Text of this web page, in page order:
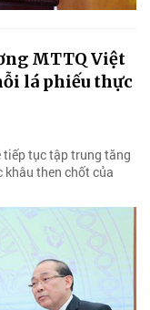
MTTQ Việt
lá phiếu thực
tiếp tục tập trung tăng
khâu then chốt của